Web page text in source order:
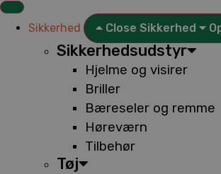
Sikkerhed Close Sikkerhed
Sikkerhedsudstyr
Hjelme og visirer
Briller
Bæreseler og remme
Høreværn
Tilbehør
Tøj